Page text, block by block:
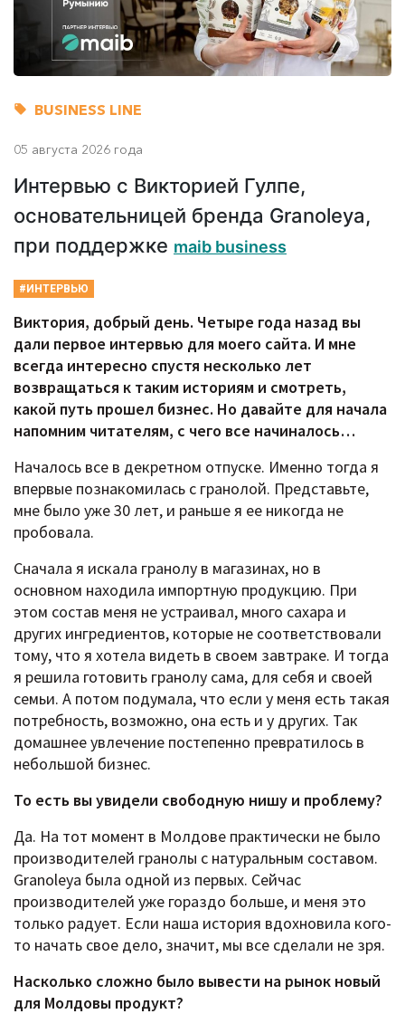
BUSINESS LINE
05 августа 2026 года
Интервью с Викторией Гулпе,
основательницей бренда Granoleya,
при поддержке maib business
#ИНТЕРВЬЮ
Виктория, добрый день. Четыре года назад вы
дали первое интервью для моего сайта. И мне
всегда интересно спустя несколько лет
возвращаться к таким историям и смотреть,
какой путь прошел бизнес. Но давайте для начала
напомним читателям, с чего все начиналось…
Началось все в декретном отпуске. Именно тогда я
впервые познакомилась с гранолой. Представьте,
мне было уже 30 лет, и раньше я ее никогда не
пробовала.
Сначала я искала гранолу в магазинах, но в
основном находила импортную продукцию. При
этом состав меня не устраивал, много сахара и
других ингредиентов, которые не соответствовали
тому, что я хотела видеть в своем завтраке. И тогда
я решила готовить гранолу сама, для себя и своей
семьи. А потом подумала, что если у меня есть такая
потребность, возможно, она есть и у других. Так
домашнее увлечение постепенно превратилось в
небольшой бизнес.
То есть вы увидели свободную нишу и проблему?
Да. На тот момент в Молдове практически не было
производителей гранолы с натуральным составом.
Granoleya была одной из первых. Сейчас
производителей уже гораздо больше, и меня это
только радует. Если наша история вдохновила кого-
то начать свое дело, значит, мы все сделали не зря.
Насколько сложно было вывести на рынок новый
для Молдовы продукт?